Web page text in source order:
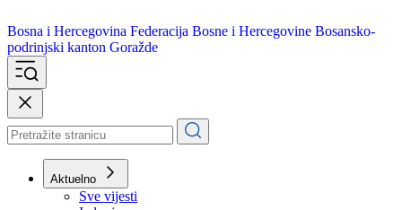
Bosna i Hercegovina
podrinjski kanton Goražde